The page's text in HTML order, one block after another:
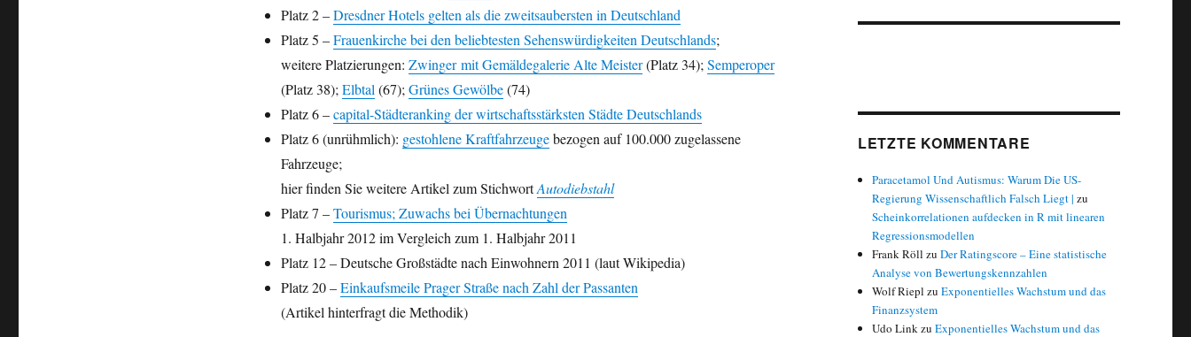
Platz 2 –Dresdner Hotels gelten als die zweitsaubersten in Deutschland
Platz 5 –Frauenkirche bei den beliebtesten Sehenswürdigkeiten Deutschlands;
weitere Platzierungen: Zwinger mit Gemäldegalerie Alte Meister(Platz 34); Semperoper
(Platz 38); Elbtal (67); Grünes Gewölbe(74)
Platz 6 –capital-Städteranking der wirtschaftsstärksten Städte Deutschlands
Platz 6 (unrühmlich): gestohlene Kraftfahrzeugebezogen auf 100.000 zugelassene
Fahrzeuge;
hier finden Sie weitere Artikel zum StichwortAutodiebstahl
Platz 7 –Tourismus; Zuwachs bei Übernachtungen
1. Halbjahr 2012 im Vergleich zum 1. Halbjahr 2011
Platz 12 – Deutsche Großstädte nach Einwohnern 2011 (laut Wikipedia)
Platz 20 –Einkaufsmeile Prager Straße nach Zahl der Passanten
(Artikel hinterfragt die Methodik)
LETZTE KOMMENTARE
Paracetamol Und Autismus: Warum Die US-
Regierung Wissenschaftlich Falsch Liegt | zu
Scheinkorrelationen aufdecken in R mit linearen
Regressionsmodellen
Frank Röll zuDer Ratingscore – Eine statistische
Analyse von Bewertungskennzahlen
Wolf Riepl zuExponentielles Wachstum und das
Finanzsystem
Udo LinkzuExponentielles Wachstum und das